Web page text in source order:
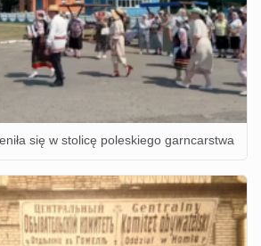
się w stolicę poleskiego garncarstwa